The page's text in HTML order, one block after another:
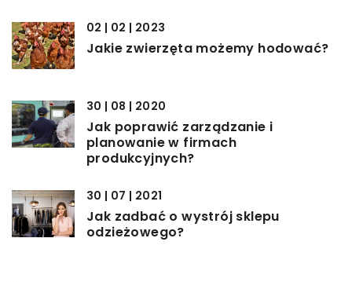
02 | 02 | 2023
Jakie zwierzęta możemy hodować?
30 | 08 | 2020
Jak poprawić zarządzanie i
planowanie w firmach
produkcyjnych?
30 | 07 | 2021
Jak zadbać o wystrój sklepu
odzieżowego?